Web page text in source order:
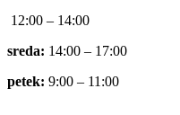
12:00 – 14:00
sreda: 14:00 – 17:00
petek: 9:00 – 11:00